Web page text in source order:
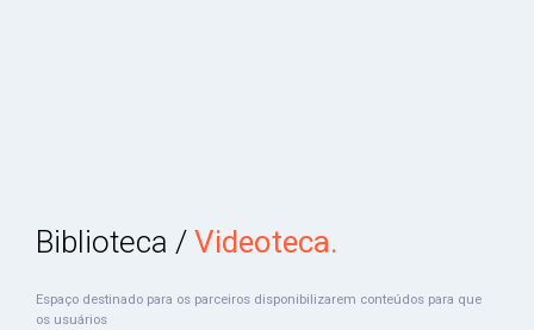
Biblioteca / Videoteca.
Espaço destinado para os parceiros disponibilizarem conteúdos para que
os usuários